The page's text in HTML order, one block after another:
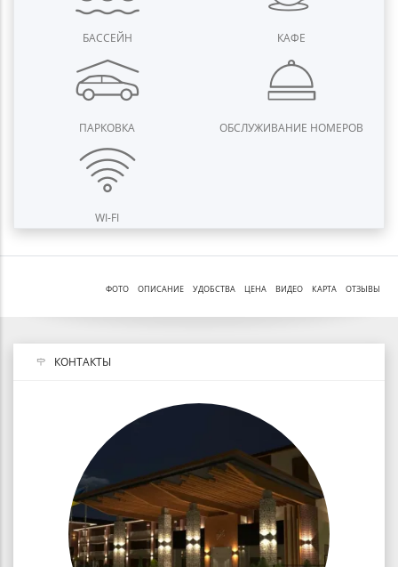
БАССЕЙН КАФЕ
ПАРКОВКА ОБСЛУЖИВАНИЕ НОМЕРОВ
WI-FI
ОТЗЫВЫ
КАРТА
ВИДЕО
ЦЕНА
УДОБСТВА
ОПИСАНИЕ
ФОТО
КОНТАКТЫ